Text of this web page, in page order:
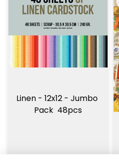
Linen - 12x12 - Jumbo
Pack  48pcs